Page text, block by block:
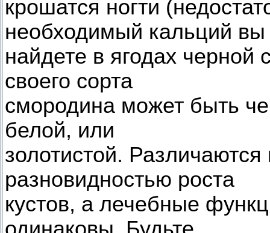
крошатся ногти
необходимый кальций вы
найдете в ягодах
своего сорта
смородина может быть
белой, или
золотистой. Различаются
разновидностью роста
кустов, а лечебные